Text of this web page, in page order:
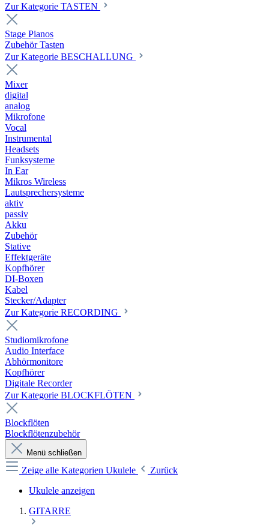
Zur Kategorie TASTEN
Stage Pianos
Zubehör Tasten
Zur Kategorie BESCHALLUNG
Mixer
digital
analog
Mikrofone
Vocal
Instrumental
Headsets
Funksysteme
In Ear
Mikros Wireless
Lautsprechersysteme
aktiv
passiv
Akku
Zubehör
Stative
Effektgeräte
Kopfhörer
DI-Boxen
Kabel
Stecker/Adapter
Zur Kategorie RECORDING
Studiomikrofone
Audio Interface
Abhörmonitore
Kopfhörer
Digitale Recorder
Zur Kategorie BLOCKFLÖTEN
Blockflöten
Blockflötenzubehör
Menü schließen
Zeige alle Kategorien Ukulele
Zurück
Ukulele anzeigen
GITARRE